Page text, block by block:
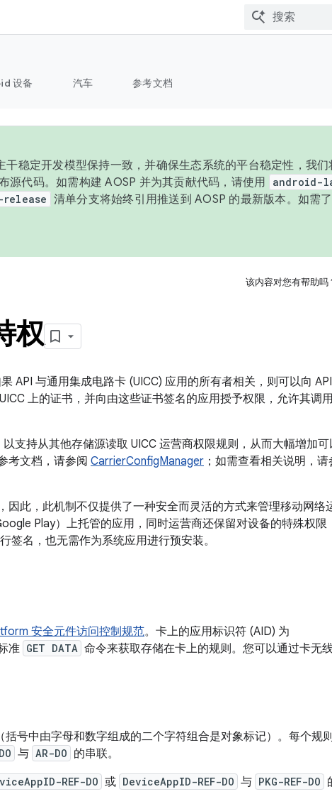
设备 汽车 参考文档
干稳定开发模型保持一致，并确保生态系统的平台稳定性，我们
源代码。如需构建 AOSP 并为其贡献代码，请使用
android-
清单分支将始终引用推送到 AOSP 的最新版本。如需
该内容对您有帮助吗
权
API 与通用集成电路卡 (UICC) 应用的所有者相关，则可以向
上的证书，并向由这些证书签名的应用授予权限，允许其调
支持从其他存储源读取 UICC 运营商权限规则，从而大幅增加
考文档，请参阅 CarrierConfigManager ；如需查看相关说明，请
因此，此机制不仅提供了一种安全而灵活的方式来管理移动网络
Play）上托管的应用，同时运营商还保留对设备的特殊权限
签名，也无需作为系统应用进行预安装。
安全元件访问控制规范。卡上的应用标识符 (AID) 为
准 GET DATA 命令来获取存储在卡上的规则。您可以通过卡无
括号中由字母和数字组成的二个字符组合是对象标记）。每个规
与 AR-DO 的串联。
REF-DO 或 DeviceAppID-REF-DO 与 PKG-REF-DO